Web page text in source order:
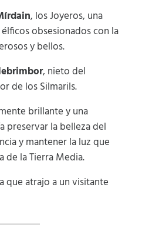
, los Joyeros, una
obsesionados con la
y bellos.
, nieto del
de los Silmarils.
brillante y una
preservar la belleza del
y mantener la luz que
de la Tierra Media.
que atrajo a un visitante